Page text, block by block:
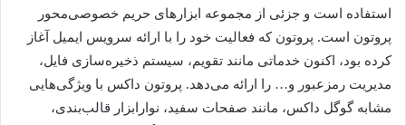
استفاده است و جزئی از مجموعه ابزارهای حریم خصوصی‌محور
پروتون است. پروتون که فعالیت خود را با ارائه سرویس ایمیل آغاز
کرده بود، اکنون خدماتی مانند تقویم، سیستم ذخیره‌سازی فایل،
مدیریت رمزعبور و… را ارائه می‌دهد. پروتون داکس با ویژگی‌هایی
مشابه گوگل داکس، مانند صفحات سفید، نوارابزار قالب‌بندی،